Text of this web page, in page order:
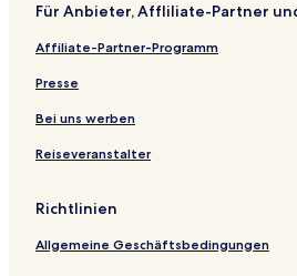
Für Anbieter, Affliliate-Partner
Affiliate-Partner-Programm
Presse
Bei uns werben
Reiseveranstalter
Richtlinien
Allgemeine Geschäftsbedingungen